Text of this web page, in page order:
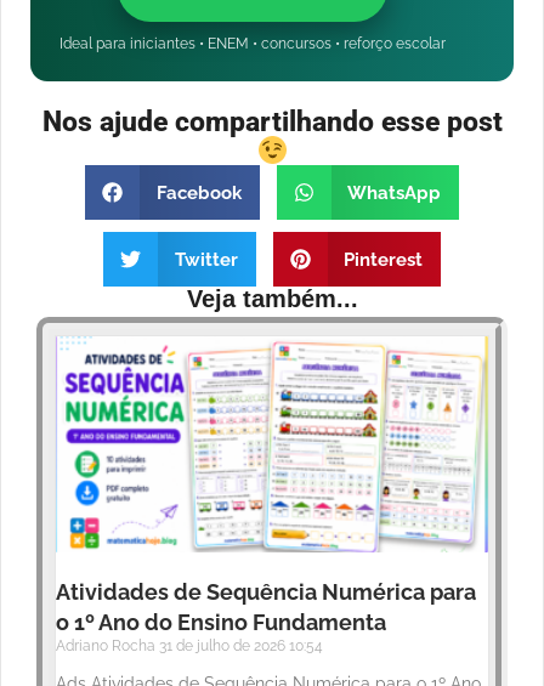
Ideal para iniciantes • ENEM • concursos • reforço escolar
Nos ajude compartilhando esse post
Facebook WhatsApp
Twitter Pinterest
Veja também...
Atividades de Sequência Numérica para
o 1º Ano do Ensino Fundamenta
Adriano Rocha 31 de julho de 2026 10:54